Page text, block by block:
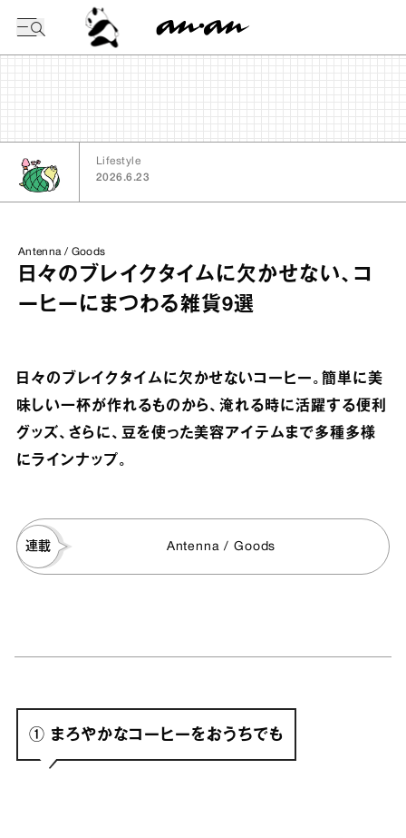
Lifestyle
2026.6.23
Antenna / Goods
日々のブレイクタイムに欠かせない、コ
ーヒーにまつわる雑貨9選
日々のブレイクタイムに欠かせないコーヒー。簡単に美
味しい一杯が作れるものから、淹れる時に活躍する便利
グッズ、さらに、豆を使った美容アイテムまで多種多様
にラインナップ。
連載 Antenna / Goods
① まろやかなコーヒーをおうちでも